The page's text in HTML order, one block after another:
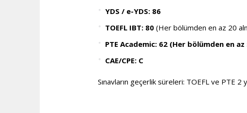
YDS / e-YDS: 86
TOEFL IBT: 80 (Her bölümden en az 20
PTE Academic: 62 (Her bölümden en
CAE/CPE: C
Sınavların geçerlik süreleri: TOEFL ve PTE 2